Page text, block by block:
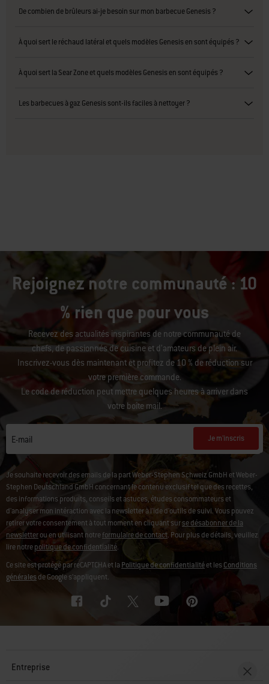
De combien de brûleurs ai-je besoin sur mon barbecue Genesis ?
À quoi sert le réchaud latéral et quels modèles Genesis en sont équipés ?
À quoi sert la Sear Zone et quels modèles Genesis en sont équipés ?
Les barbecues à gaz Genesis sont-ils faciles à nettoyer ?
Rejoignez notre communauté : 10
% rien que pour vous
Recevez des actualités inspirantes de notre communauté de
chefs, de passionnés de cuisine et d’amateurs de plein air.
Inscrivez-vous dès maintenant et profitez de 10 % de réduction sur
votre première commande.
Le code de réduction peut mettre quelques heures à arriver dans
votre boîte mail.
E-mail Je m'inscris
Je souhaite recevoir des emails de la part Weber-Stephen Schweiz GmbH et Weber-
Stephen Deutschland GmbH concernant le contenu exclusif tel que des recettes,
des informations produits, conseils et astuces, études consommateurs et
d'analyser mon intéraction avec la newsletter à l'ide d'outils de suivi. Vous pouvez
retirer votre consentement à tout moment en cliquant surse désabonner de la
newsletterou en utilisant notreformulaire de contact. Pour plus de détails, veuillez
lire notrepolitique de confidentialité.
Ce site est protégé par reCAPTCHA et la Politique de confidentialitéet lesConditions
généralesde Google s’appliquent.
Entreprise